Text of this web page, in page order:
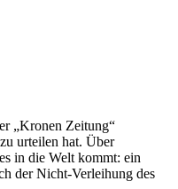
„Kronen Zeitung“
urteilen hat. Über
in die Welt kommt: ein
der Nicht-Verleihung des